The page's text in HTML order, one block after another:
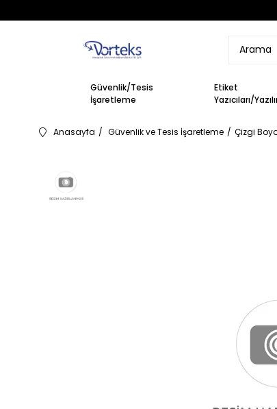
Güvenlik/Tesis
İşaretleme
Etiket
Yazıcıları/
Anasayfa Güvenlik ve Tesis İşaretleme Çizgi